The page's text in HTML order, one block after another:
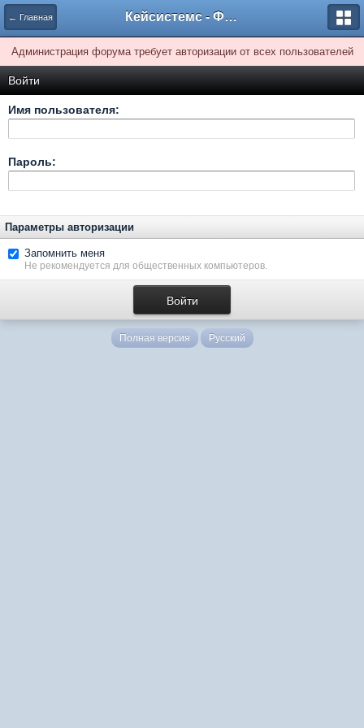
← Главная Кейсистемс - Форумы
Администрация форума требует авторизации от всех пользователей
Войти
Имя пользователя:
Пароль:
Параметры авторизации
Запомнить меня
Не рекомендуется для общественных компьютеров.
Полная версия Русский